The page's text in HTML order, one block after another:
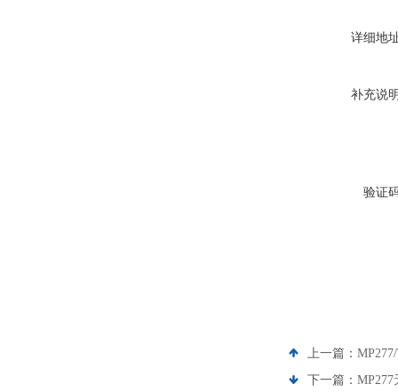
详细地
补充说
验证
上一篇：
下一篇：